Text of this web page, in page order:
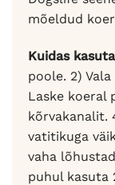
mõeldud
Kuidas
poole. 2)
Laske koeral
kõrvakanalit.
vatitikuga
vaha
puhul kasuta